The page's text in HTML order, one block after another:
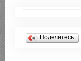
Поделитесь: